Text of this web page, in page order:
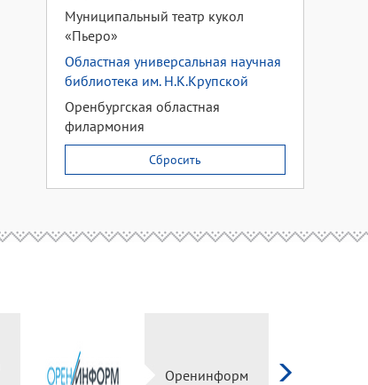
Муниципальный театр кукол
«Пьеро»
Областная универсальная научная
библиотека им. Н.К.Крупской
Оренбургская областная
филармония
Сбросить
Оренинформ